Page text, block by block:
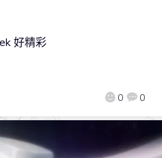
0 0
好精彩